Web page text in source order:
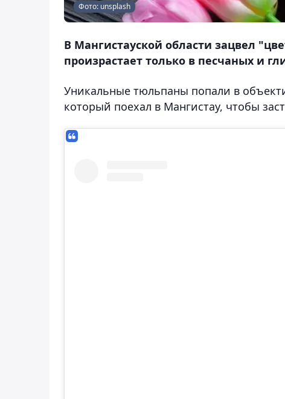
Фото: unsplash
В Мангистауской области зацвел
произрастает только в песчаных и
Уникальные тюльпаны попали в
который поехал в Мангистау, чтобы